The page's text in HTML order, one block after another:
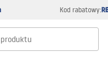
Kod rabatowy: